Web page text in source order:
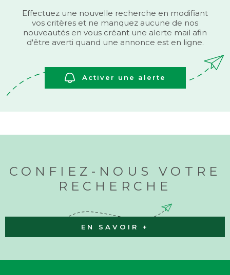
BIENS
Effectuez une nouvelle recherche en modifiant
vos critères et ne manquez aucune de nos
nouveautés en vous créant une alerte mail afin
d'être averti quand une annonce est en ligne.
Activer une alerte
CONFIEZ-NOUS VOTRE
RECHERCHE
EN SAVOIR +
Surface
SURFACE
Pièces
PIÈCES
Terrasse